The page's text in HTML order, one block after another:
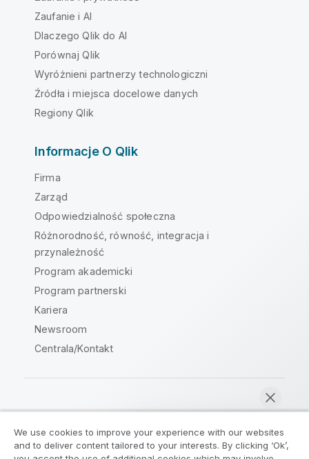
Zaufanie i AI
Dlaczego Qlik do AI
Porównaj Qlik
Wyróżnieni partnerzy technologiczni
Źródła i miejsca docelowe danych
Regiony Qlik
Informacje O Qlik
Firma
Zarząd
Odpowiedzialność społeczna
Różnorodność, równość, integracja i
przynależność
Program akademicki
Program partnerski
Kariera
Newsroom
Centrala/Kontakt
Umowy prawne Warunki produktu
We use cookies to improve your experience with our websites
and to deliver content tailored to your interests. By clicking ‘Ok’,